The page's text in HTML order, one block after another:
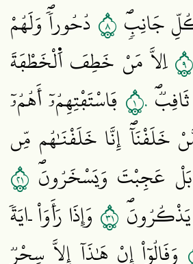
جَانِبٖۖ ٨ دُحُوراٗۖ وَلَهُمْ
٩اِلَّا مَنْ خَطِفَ اَ۬لْخَطْفَةَ
١٠ فَاسْتَفْتِهِمُۥٓ أَهُمُۥٓ
خَلَقْنَآۖ إِنَّا خَلَقْنَٰهُم مِّن
بَلْ عَجِبْتَ وَيَسْخَرُونَۖ ١٢
يَذْكُرُونَۖ ١٣ وَإِذَا رَأَوَاْ اٰيَةٗ
وَقَالُوٓاْ إِنْ هَٰذَآ إِلَّا سِحْرٞ